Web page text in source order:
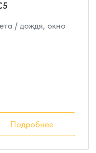
/ дождя, окно
Подробнее